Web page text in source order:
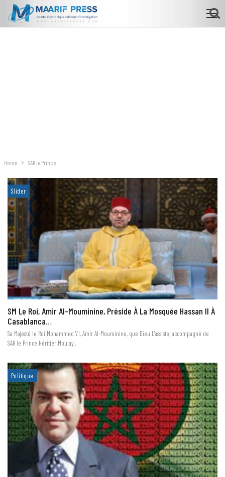
Home SAR le Prince
Slider
SM Le Roi, Amir Al-Mouminine, Préside À La Mosquée Hassan II À
Casablanca…
Sa Majesté le Roi Mohammed VI, Amir Al-Mouminine, que Dieu L'assiste, accompagné de
SAR le Prince Héritier Moulay…
Politique